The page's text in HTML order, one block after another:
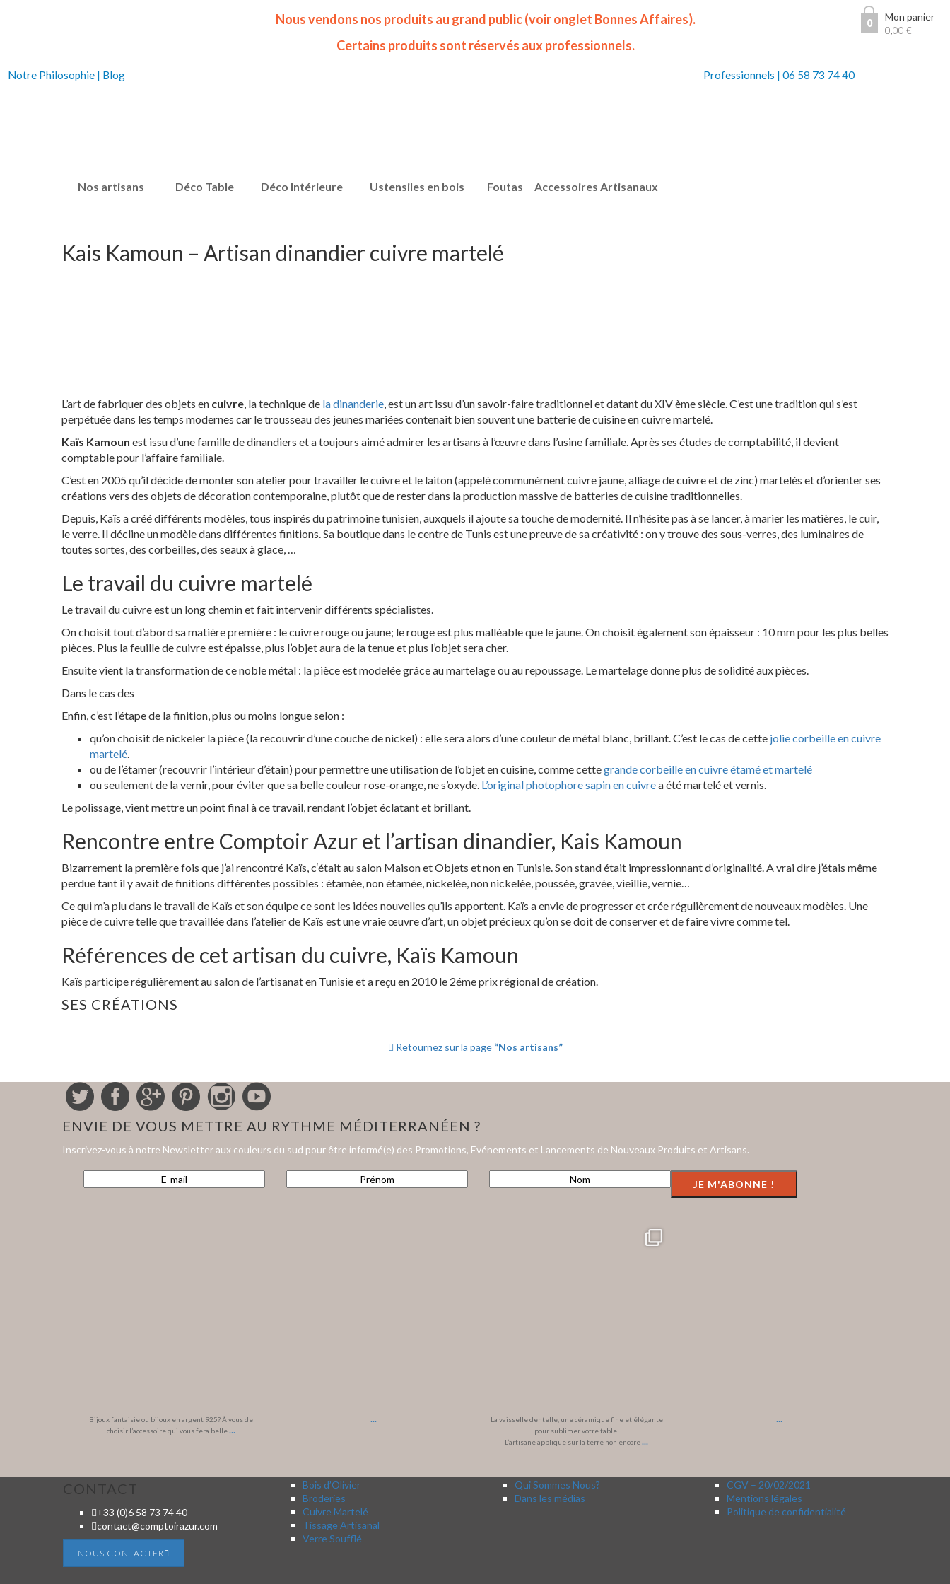
Nos artisans Déco Table Déco Intérieure Ustensiles en bois Foutas Accessoires Artisanaux
0
Mon panier
0,00€
Nous vendons nos produits au grand public (voir onglet Bonnes Affaires).
Certains produits sont réservés aux professionnels.
Notre Philosophie | Blog Professionnels | 06 58 73 74 40
Kais Kamoun – Artisan dinandier cuivre martelé
L’art de fabriquer des objets en cuivre, la technique de la dinanderie, est un art issu d’un savoir-faire traditionnel et datant du XIV ème siècle. C’est une tradition qui s’est
perpétuée dans les temps modernes car le trousseau des jeunes mariées contenait bien souvent une batterie de cuisine en cuivre martelé.
Kaïs Kamoun est issu d’une famille de dinandiers et a toujours aimé admirer les artisans à l’œuvre dans l’usine familiale. Après ses études de comptabilité, il devient
comptable pour l’affaire familiale.
C’est en 2005 qu’il décide de monter son atelier pour travailler le cuivre et le laiton (appelé communément cuivre jaune, alliage de cuivre et de zinc) martelés et d’orienter ses
créations vers des objets de décoration contemporaine, plutôt que de rester dans la production massive de batteries de cuisine traditionnelles.
Depuis, Kaïs a créé différents modèles, tous inspirés du patrimoine tunisien, auxquels il ajoute sa touche de modernité. Il n’hésite pas à se lancer, à marier les matières, le cuir,
le verre. Il décline un modèle dans différentes finitions. Sa boutique dans le centre de Tunis est une preuve de sa créativité : on y trouve des sous-verres, des luminaires de
toutes sortes, des corbeilles, des seaux à glace, …
Le travail du cuivre martelé
Le travail du cuivre est un long chemin et fait intervenir différents spécialistes.
On choisit tout d’abord sa matière première : le cuivre rouge ou jaune; le rouge est plus malléable que le jaune. On choisit également son épaisseur : 10 mm pour les plus belles
pièces. Plus la feuille de cuivre est épaisse, plus l’objet aura de la tenue et plus l’objet sera cher.
Ensuite vient la transformation de ce noble métal : la pièce est modelée grâce au martelage ou au repoussage. Le martelage donne plus de solidité aux pièces.
Dans le cas des
Enfin, c’est l’étape de la finition, plus ou moins longue selon :
qu’on choisit de nickeler la pièce (la recouvrir d’une couche de nickel) : elle sera alors d’une couleur de métal blanc, brillant. C’est le cas de cette jolie corbeille en cuivre
martelé.
ou de l’étamer (recouvrir l’intérieur d’étain) pour permettre une utilisation de l’objet en cuisine, comme cettegrande corbeille en cuivre étamé et martelé
ou seulement de la vernir, pour éviter que sa belle couleur rose-orange, ne s’oxyde. L’original photophore sapin en cuivrea été martelé et vernis.
Le polissage, vient mettre un point final à ce travail, rendant l’objet éclatant et brillant.
Rencontre entre Comptoir Azur et l’artisan dinandier, Kais Kamoun
Bizarrement la première fois que j’ai rencontré Kaïs, c‘était au salon Maison et Objets et non en Tunisie. Son stand était impressionnant d’originalité. A vrai dire j’étais même
perdue tant il y avait de finitions différentes possibles : étamée, non étamée, nickelée, non nickelée, poussée, gravée, vieillie, vernie…
Ce qui m’a plu dans le travail de Kaïs et son équipe ce sont les idées nouvelles qu’ils apportent. Kaïs a envie de progresser et crée régulièrement de nouveaux modèles. Une
pièce de cuivre telle que travaillée dans l’atelier de Kaïs est une vraie œuvre d’art, un objet précieux qu’on se doit de conserver et de faire vivre comme tel.
Références de cet artisan du cuivre, Kaïs Kamoun
Kaïs participe régulièrement au salon de l’artisanat en Tunisie et a reçu en 2010 le 2éme prix régional de création.
SES CRÉATIONS
Retournez sur la page “Nos artisans”
ENVIE DE VOUS METTRE AU RYTHME MÉDITERRANÉEN ?
Inscrivez-vous à notre Newsletter aux couleurs du sud pour être informé(e) des Promotions, Evénements et Lancements de Nouveaux Produits et Artisans.
Bijoux fantaisie ou bijoux en argent 925? À vous de
choisir l’accessoire qui vous fera belle...
...
La vaisselle dentelle, une céramique fine et élégante
pour sublimer votre table.
L’artisane applique sur la terre non encore...
...
CONTACT
+33 (0)6 58 73 74 40
contact@comptoirazur.com
NOUS CONTACTER
Bois d’Olivier
Broderies
Cuivre Martelé
Tissage Artisanal
Verre Soufflé
Qui Sommes Nous?
Dans les médias
CGV – 20/02/2021
Mentions légales
Politique de confidentialité